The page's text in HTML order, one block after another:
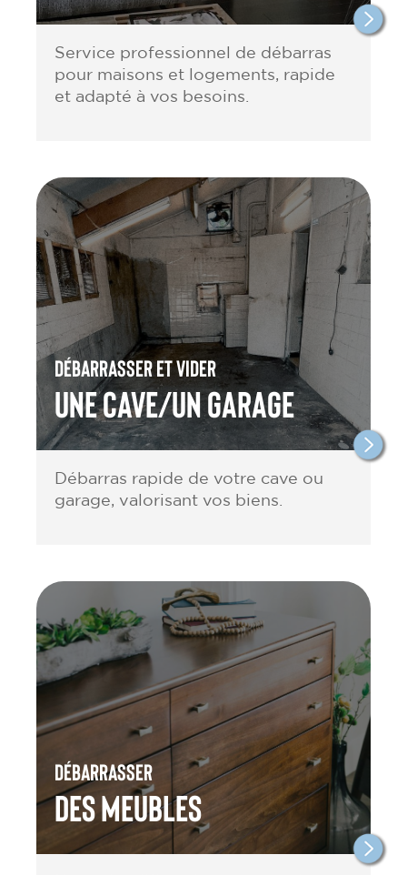
Service professionnel de débarras
pour maisons et logements, rapide
et adapté à vos besoins.
Débarrasser et vider
une cave/un garage
Débarras rapide de votre cave ou
garage, valorisant vos biens.
Débarrasser
des meubles